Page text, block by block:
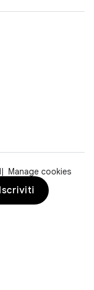
Manage cookies
Iscriviti